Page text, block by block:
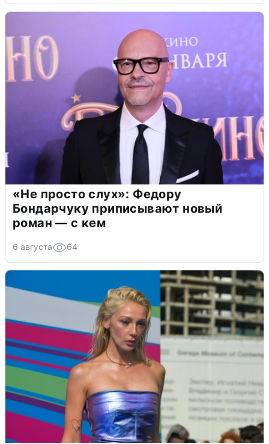
«Не просто слух»: Федору
Бондарчуку приписывают новый
роман — с кем
6 августа 64